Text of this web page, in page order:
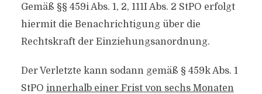
Gemäß §§ 459i Abs. 1, 2, 111I Abs. 2 StPO erfolgt
hiermit die Benachrichtigung über die
Rechtskraft der Einziehungsanordnung.
Der Verletzte kann sodann gemäß § 459k Abs. 1
StPO innerhalb einer Frist von sechs Monaten